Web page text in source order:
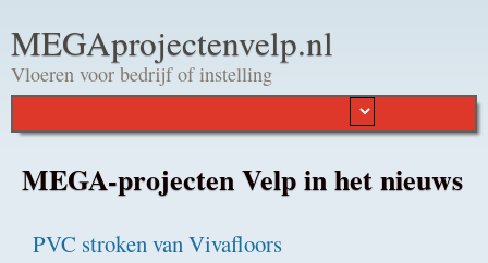
MEGAprojectenvelp.nl
Vloeren voor bedrijf of instelling
MEGA-projecten Velp in het nieuws
PVC stroken van Vivafloors